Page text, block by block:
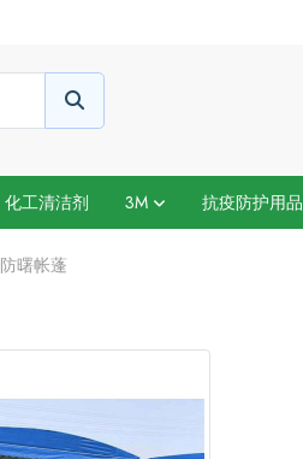
化工清洁剂 3M 抗疫防护用品
防曙帐蓬